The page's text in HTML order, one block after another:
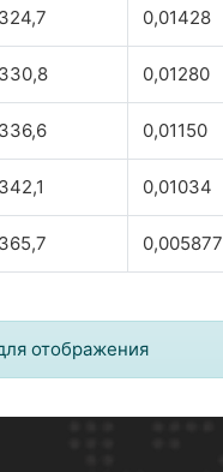
324,7 0,01428
330,8 0,01280
336,6 0,01150
342,1 0,01034
365,7 0,005877
отображения